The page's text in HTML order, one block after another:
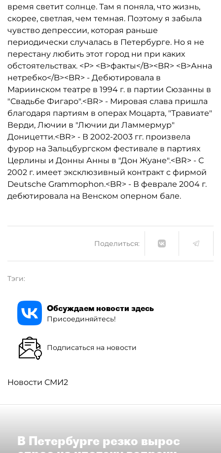
время светит солнце. Там я поняла, что жизнь,
скорее, светлая, чем темная. Поэтому я забыла
чувство депрессии, которая раньше
периодически случалась в Петербурге. Но я не
перестану любить этот город ни при каких
обстоятельствах. <P> <B>факты</B><BR> <B>Анна
нетребко</B><BR> - Дебютировала в
Мариинском театре в 1994 г. в партии Сюзанны в
"Свадьбе Фигаро".<BR> - Мировая слава пришла
благодаря партиям в операх Моцарта, "Травиате"
Верди, Лючии в "Лючии ди Ламмермур"
Доницетти.<BR> - В 2002-2003 гг. произвела
фурор на Зальцбургском фестивале в партиях
Церлины и Донны Анны в "Дон Жуане".<BR> - С
2002 г. имеет эксклюзивный контракт с фирмой
Deutsche Grammophon.<BR> - В феврале 2004 г.
дебютировала на Венском оперном бале.
Поделиться:
Тэги:
Обсуждаем новости здесь
Присоединяйтесь!
Подписаться на новости
Новости СМИ2
В Петербурге резко вырос